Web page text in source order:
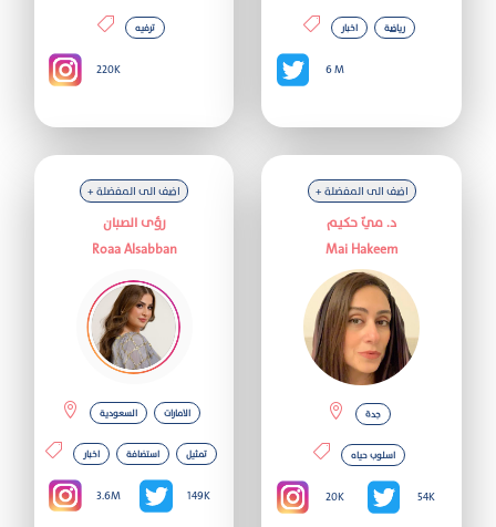
المشاهير
التصنيفات
المفضلة
اضافة
مشهور
ترفيه
220K
اخبار رياضة
6 M
+ اضف الى المفضلة
رؤى الصبان
Roaa Alsabban
السعودية الامارات
اخبار استضافة تمثيل
3.6M 149K
+ اضف الى المفضلة
د. ميّ حكيم
Mai Hakeem
جدة
اسلوب حياه
20K 54K